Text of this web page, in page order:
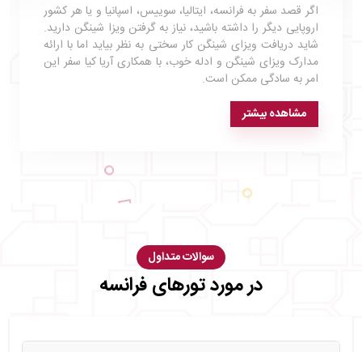
اگر قصد سفر به فرانسه، ایتالیا، سوییس، اسپانیا و یا هر کشور
اروپایی دیگر را داشته باشید، نیاز به گرفتن ویزا شینگن دارید.
شاید دریافت ویزای شینگن کار سختی به نظر بیاید اما با ارائه
مدارک ویزای شینگن و ادله خوب، با همکاری آریا کیا سفر این
امر به سادگی ممکن است.
مشاهده بیشتر
سوالات متداول
در مورد تورهای فرانسه